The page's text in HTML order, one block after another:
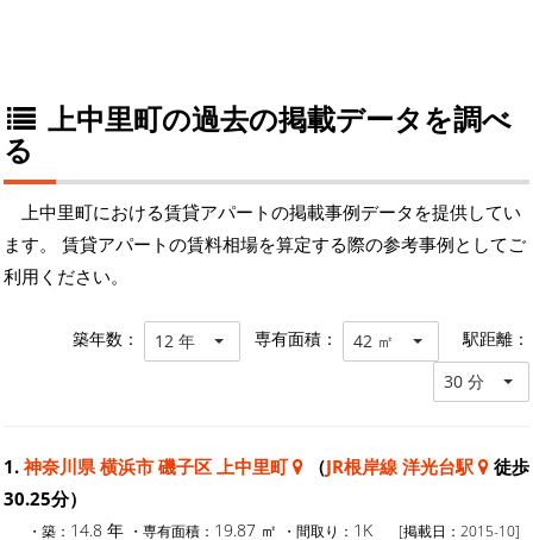
上中里町の過去の掲載データを調べ
る
上中里町における賃貸アパートの掲載事例データを提供してい
ます。 賃貸アパートの賃料相場を算定する際の参考事例としてご
利用ください。
築年数： 12 年 専有面積： 42 ㎡ 駅距離：
30 分
1. 神奈川県 横浜市 磯子区 上中里町 （JR根岸線 洋光台駅
徒歩
30.25分）
・築： 14.8 年 ・専有面積： 19.87 ㎡ ・間取り： 1K
[掲載日：2015-10]